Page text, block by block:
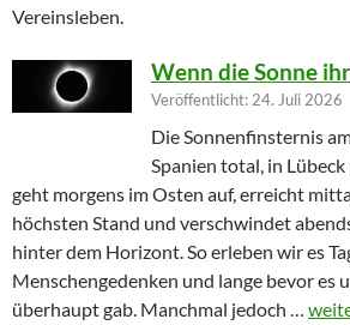
Vereinsleben.
Wenn die Sonne
Veröffentlicht: 24. Juli 2026
Die Sonnenfinsternis
Spanien total, in
geht morgens im Osten auf, erreicht
höchsten Stand und verschwindet
hinter dem Horizont. So erleben wir es
Menschengedenken und lange bevor es
überhaupt gab. Manchmal jedoch …